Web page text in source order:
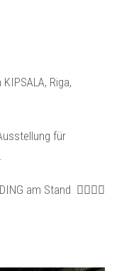
Riga,
für
am Stand 🙋‍♂️🙋‍♀️